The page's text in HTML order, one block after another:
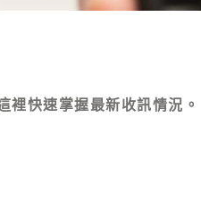
快速掌握最新收訊情況。